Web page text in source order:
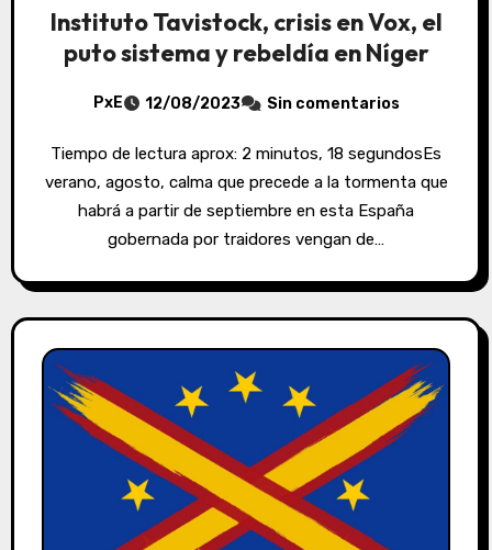
Instituto Tavistock, crisis en Vox, el
puto sistema y rebeldía en Níger
PxE 12/08/2023 Sin comentarios
Tiempo de lectura aprox: 2 minutos, 18 segundosEs
verano, agosto, calma que precede a la tormenta que
habrá a partir de septiembre en esta España
gobernada por traidores vengan de…